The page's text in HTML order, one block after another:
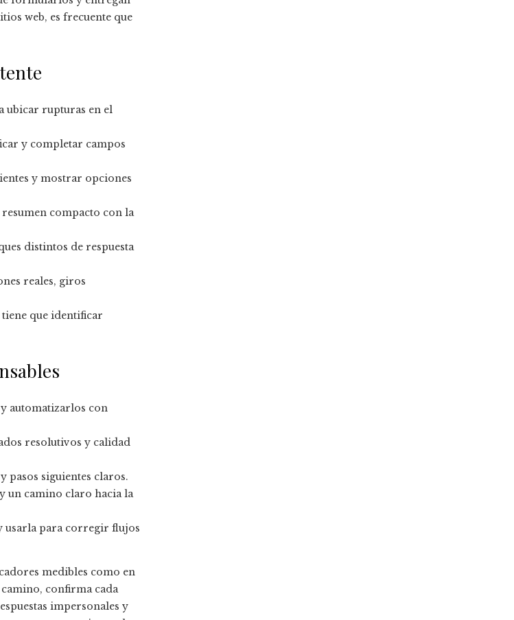
web, es frecuente que
ubicar rupturas en el
y completar campos
y mostrar opciones
resumen compacto con la
distintos de respuesta
reales, giros
tiene que identificar
automatizarlos con
resolutivos y calidad
pasos siguientes claros.
un camino claro hacia la
usarla para corregir flujos
medibles como en
confirma cada
impersonales y